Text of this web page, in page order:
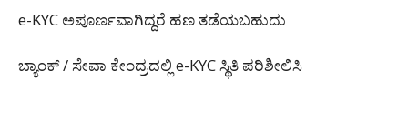
e-KYC ಅಪೂರ್ಣವಾಗಿದ್ದರೆ ಹಣ ತಡೆಯಬಹುದು
ಬ್ಯಾಂಕ್ / ಸೇವಾ ಕೇಂದ್ರದಲ್ಲಿ e-KYC ಸ್ಥಿತಿ ಪರಿಶೀಲಿಸಿ